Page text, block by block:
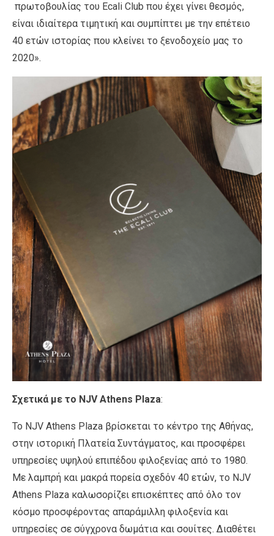
πρωτοβουλίας του Ecali Club που έχει γίνει θεσμός,
είναι ιδιαίτερα τιμητική και συμπίπτει με την επέτειο
40 ετών ιστορίας που κλείνει το ξενοδοχείο μας το
2020».
Σχετικά με το NJV Athens Plaza:
To NJV Athens Plaza βρίσκεται το κέντρο της Αθήνας,
στην ιστορική Πλατεία Συντάγματος, και προσφέρει
υπηρεσίες υψηλού επιπέδου φιλοξενίας από το 1980.
Με λαμπρή και μακρά πορεία σχεδόν 40 ετών, το NJV
Athens Plaza καλωσορίζει επισκέπτες από όλο τον
κόσμο προσφέροντας απαράμιλλη φιλοξενία και
υπηρεσίες σε σύγχρονα δωμάτια και σουίτες. Διαθέτει